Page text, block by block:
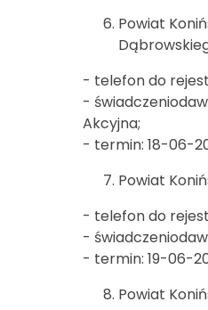
Powiat
- telefon do
-
Akcyjna;
- termin: 18-06-
Powiat
- telefon do
-
- termin: 19-06-
Powiat